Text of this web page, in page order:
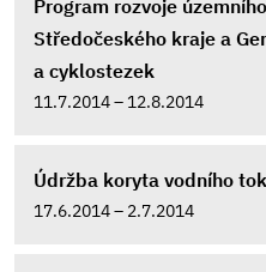
Program rozvoje
Středočeského kraje a
a cyklostezek
11.7.2014 – 12.8.2014
Údržba koryta vodního
17.6.2014 – 2.7.2014